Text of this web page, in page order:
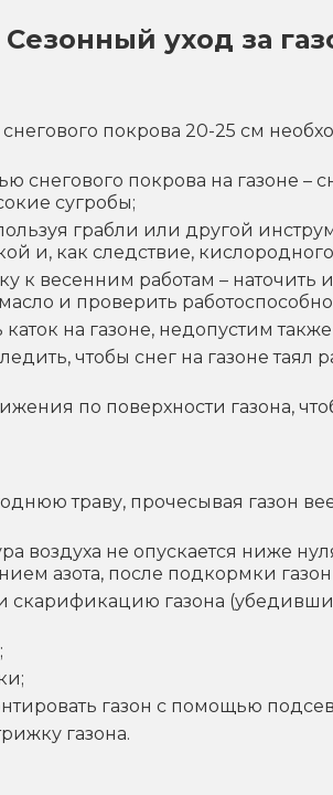
Сезонный уход за
покрова 20-25 см
снегового покрова на газоне –
сугробы;
грабли или другой
и, как следствие,
к весенним работам –
и проверить
каток на газоне, недопустим
чтобы снег на газоне таял
по поверхности газона,
траву, прочесывая газон
воздуха не опускается ниже
азота, после подкормки
скарификацию газона
газон с помощью
газона.